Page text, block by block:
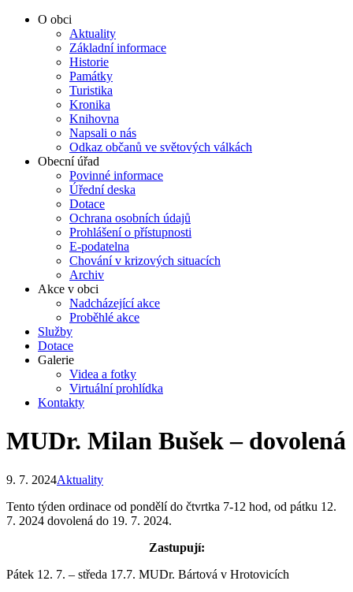
O obci
Aktuality
Základní informace
Historie
Památky
Turistika
Kronika
Knihovna
Napsali o nás
Odkaz občanů ve světových válkách
Obecní úřad
Povinné informace
Úřední deska
Dotace
Ochrana osobních údajů
Prohlášení o přístupnosti
E-podatelna
Chování v krizových situacích
Archiv
Akce v obci
Nadcházející akce
Proběhlé akce
Služby
Dotace
Galerie
Videa a fotky
Virtuální prohlídka
Kontakty
MUDr. Milan Bušek – dovolená
9. 7. 2024Aktuality
Tento týden ordinace od pondělí do čtvrtka 7-12 hod, od pátku 12.
7. 2024 dovolená do 19. 7. 2024.
Zastupují:
Pátek 12. 7. – středa 17.7. MUDr. Bártová v Hrotovicích